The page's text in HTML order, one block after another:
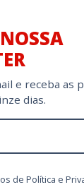
e receba as
dias.
de Política e